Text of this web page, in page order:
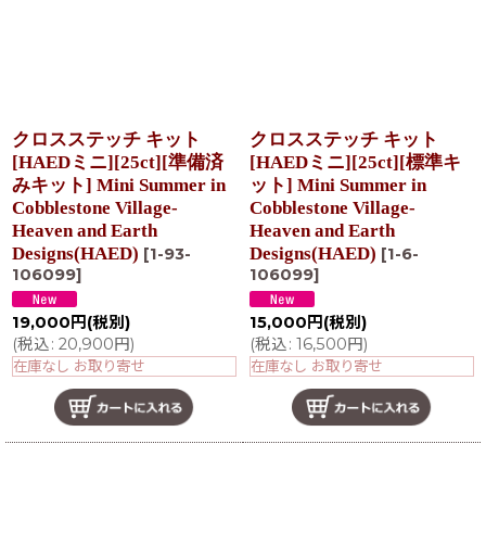
クロスステッチ キット
[HAEDミニ][25ct][準備済
みキット] Mini Summer in
Cobblestone Village-
Heaven and Earth
Designs(HAED) [1-93-
106099]
19,000 円 (税別)
(税込: 20,900円)
在庫なし お取り寄せ
クロスステッチ キット
[HAEDミニ][25ct][標準キ
ット] Mini Summer in
Cobblestone Village-
Heaven and Earth
Designs(HAED) [1-6-
106099]
15,000 円 (税別)
(税込: 16,500円)
在庫なし お取り寄せ